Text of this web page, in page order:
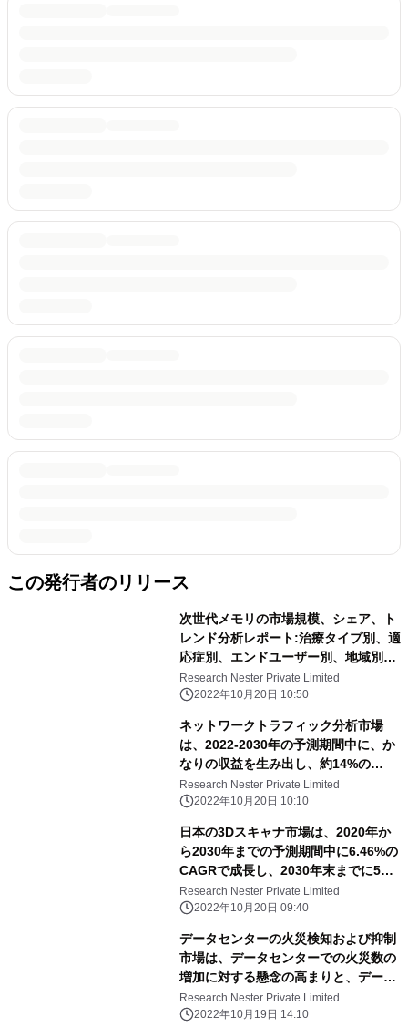
この発行者のリリース
次世代メモリの市場規模、シェア、ト
レンド分析レポート:治療タイプ別、適
応症別、エンドユーザー別、地域別、
セグメント別予測(2021~2030年)
Research Nester Private Limited
2022年10月20日 10:50
ネットワークトラフィック分析市場
は、2022-2030年の予測期間中に、か
なりの収益を生み出し、約14%の
CAGRで成長すると推定されていま
す。
Research Nester Private Limited
2022年10月20日 10:10
日本の3Dスキャナ市場は、2020年か
ら2030年までの予測期間中に6.46%の
CAGRで成長し、2030年末までに5億
300万米ドルの収益を得ると推定され
ています。
Research Nester Private Limited
2022年10月20日 09:40
データセンターの火災検知および抑制
市場は、データセンターでの火災数の
増加に対する懸念の高まりと、データ
センターのラック密度の年々の増加に
起因する可能性があります。
Research Nester Private Limited
2022年10月19日 14:10